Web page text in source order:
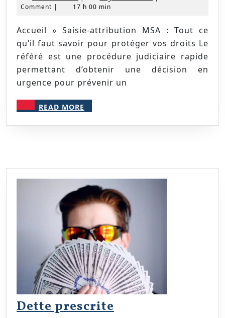
février
Comment | 17 h 00 min
Accueil » Saisie-attribution MSA : Tout ce
qu’il faut savoir pour protéger vos droits Le
référé est une procédure judiciaire rapide
permettant d’obtenir une décision en
urgence pour prévenir un
READ MORE
MORE
Dette prescriteDette